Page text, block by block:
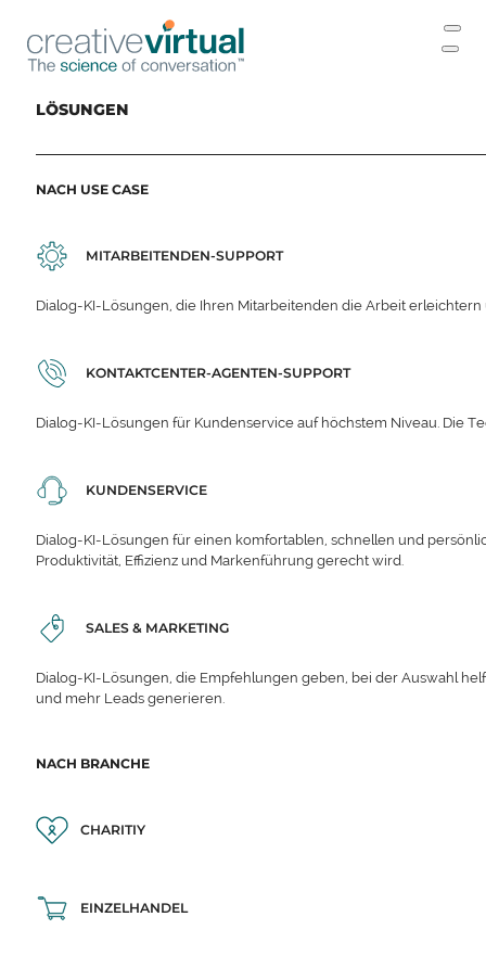
LÖSUNGEN
NACH USE CASE
MITARBEITENDEN-SUPPORT
Dialog-KI-Lösungen, die Ihren Mitarbeitenden die Arbeit
KONTAKTCENTER-AGENTEN-SUPPORT
Dialog-KI-Lösungen für Kundenservice auf höchstem Niveau. Die
KUNDENSERVICE
Dialog-KI-Lösungen für einen komfortablen, schnellen und
Produktivität, Effizienz und Markenführung gerecht wird.
SALES & MARKETING
Dialog-KI-Lösungen, die Empfehlungen geben, bei der Auswahl
und mehr Leads generieren.
NACH BRANCHE
CHARITIY
EINZELHANDEL